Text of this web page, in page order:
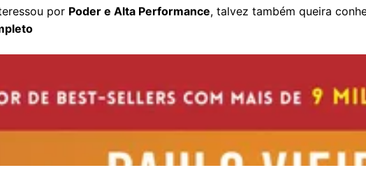
por Poder e Alta Performance, talvez também queira